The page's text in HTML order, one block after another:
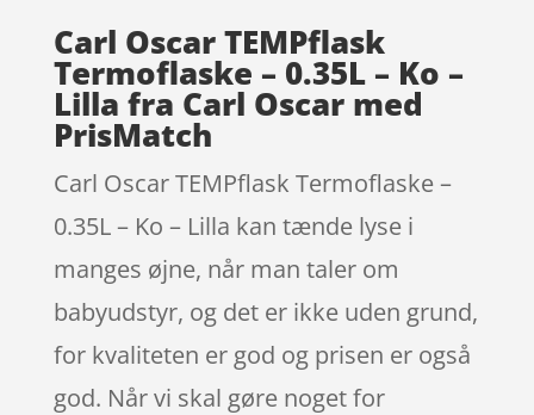
Carl Oscar TEMPflask
Termoflaske – 0.35L – Ko –
Lilla fra Carl Oscar med
PrisMatch
Carl Oscar TEMPflask Termoflaske –
0.35L – Ko – Lilla kan tænde lyse i
manges øjne, når man taler om
babyudstyr, og det er ikke uden grund,
for kvaliteten er god og prisen er også
god. Når vi skal gøre noget for